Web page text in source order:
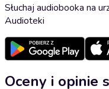
Słuchaj audiobooka na
Audioteki
Oceny i opinie